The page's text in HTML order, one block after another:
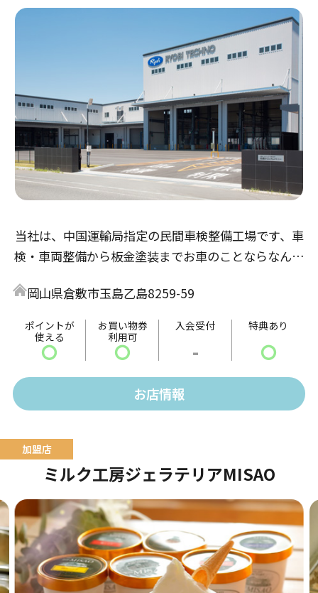
当社は、中国運輸局指定の民間車検整備工場です、車
検・車両整備から板金塗装までお車のことならなんで
ッチフレーズであります「ハート・フル・メンテナン
ス」をモットーにサービスマン・整備士が安全・安心
を第一に考えて車両整備に取り組んでいます。
岡山県倉敷市玉島乙島8259-59
ポイントが
使える
〇
お買い物券
利用可
〇
入会受付
-
特典あり
〇
お店情報
ミルク工房ジェラテリアMISAO